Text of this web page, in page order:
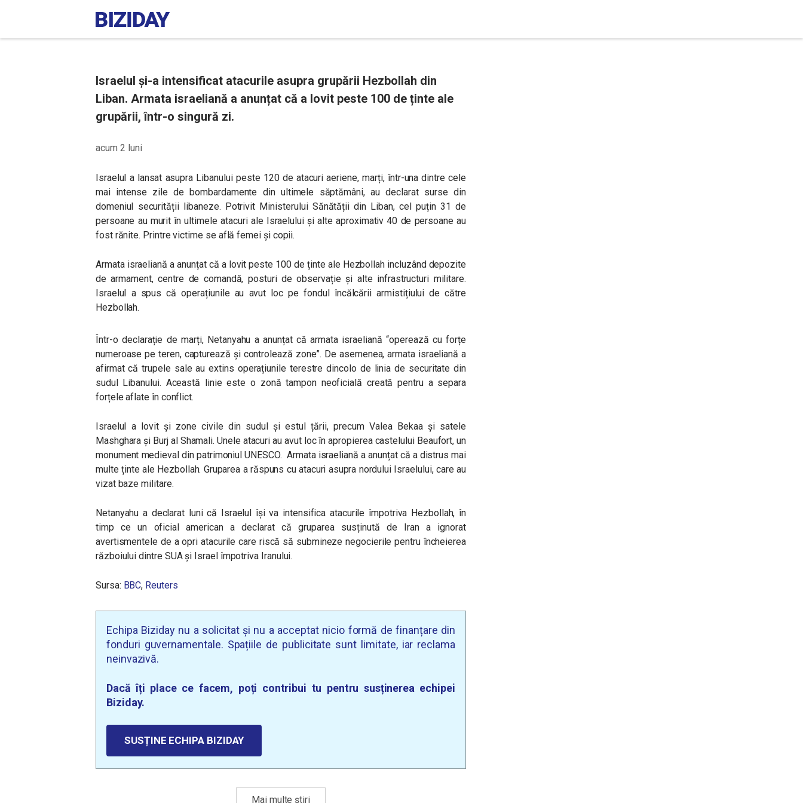
Israelul și-a intensificat atacurile asupra grupării Hezbollah din
Liban. Armata israeliană a anunțat că a lovit peste 100 de ținte ale
grupării, într-o singură zi.
acum 2 luni
Israelul a lansat asupra Libanului peste 120 de atacuri aeriene, marți, într-una dintre cele
mai intense zile de bombardamente din ultimele săptămâni, au declarat surse din
domeniul securității libaneze. Potrivit Ministerului Sănătății din Liban, cel puțin 31 de
persoane au murit în ultimele atacuri ale Israelului și alte aproximativ 40 de persoane au
fost rănite. Printre victime se află femei și copii.
Armata israeliană a anunțat că a lovit peste 100 de ținte ale Hezbollah incluzând depozite
de armament, centre de comandă, posturi de observație și alte infrastructuri militare.
Israelul a spus că operațiunile au avut loc pe fondul încălcării armistițiului de către
Hezbollah.
Într-o declarație de marți, Netanyahu a anunțat că armata israeliană“operează cu forțe
numeroase pe teren, capturează și controlează zone”. De asemenea, armata israeliană a
afirmat că trupele sale au extins operațiunile terestre dincolo de linia de securitate din
sudul Libanului. Această linie este o zonă tampon neoficială creată pentru a separa
forțele aflate în conflict.
Israelul a lovit și zone civile din sudul și estul țării, precum Valea Bekaa și satele
Mashghara și Burj al Shamali. Unele atacuri au avut loc în apropierea castelului Beaufort, un
monument medieval din patrimoniul UNESCO. Armata israeliană a anunțat că a distrus mai
multe ținte ale Hezbollah. Gruparea a răspuns cu atacuri asupra nordului Israelului, care au
vizat baze militare.
Netanyahu a declarat luni că Israelul își va intensifica atacurile împotriva Hezbollah, în
timp ce un oficial american a declarat că gruparea susținută de Iran a ignorat
avertismentele de a opri atacurile care riscă să submineze negocierile pentru încheierea
războiului dintre SUA și Israel împotriva Iranului.
Sursa: BBC, Reuters
Echipa Biziday nu a solicitat și nu a acceptat nicio formă de finanțare din
fonduri guvernamentale. Spațiile de publicitate sunt limitate, iar reclama
neinvazivă.
Dacă îți place ce facem, poți contribui tu pentru susținerea echipei
Biziday.
SUSȚINE ECHIPA BIZIDAY
Mai multe știri